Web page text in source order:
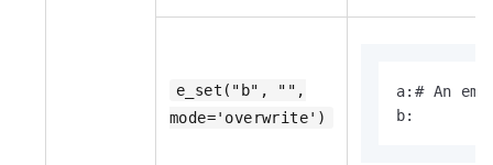
e_set("b", "",
mode='overwrite')
a:# An
b: